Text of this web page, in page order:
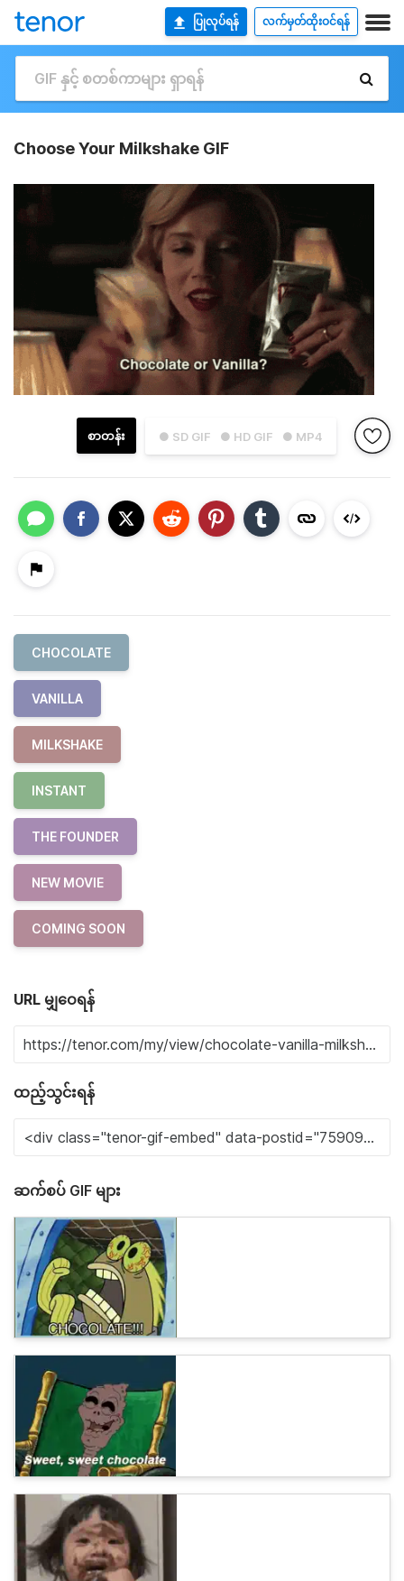
ပြုလုပ်ရန် လက်မှတ်ထိုးဝင်ရန်
Choose Your Milkshake GIF
● SD GIF ● HD GIF ● MP4
စာတန်း
CHOCOLATE
VANILLA
MILKSHAKE
INSTANT
THE FOUNDER
NEW MOVIE
COMING SOON
URL မျှဝေရန်
ထည့်သွင်းရန်
ဆက်စပ် GIF များ